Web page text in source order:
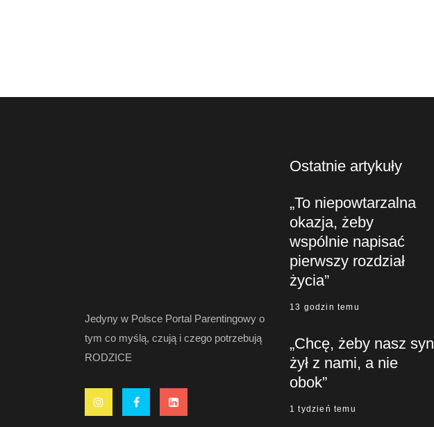
Jedyny w Polsce Portal Parentingowy o
tym co myślą, czują i czego potrzebują
RODZICE
Ostatnie artykuły
„To niepowtarzalna
okazja, żeby
wspólnie napisać
pierwszy rozdział
życia”
13 godzin temu
„Chcę, żeby nasz syn
żył z nami, a nie
obok”
1 tydzień temu